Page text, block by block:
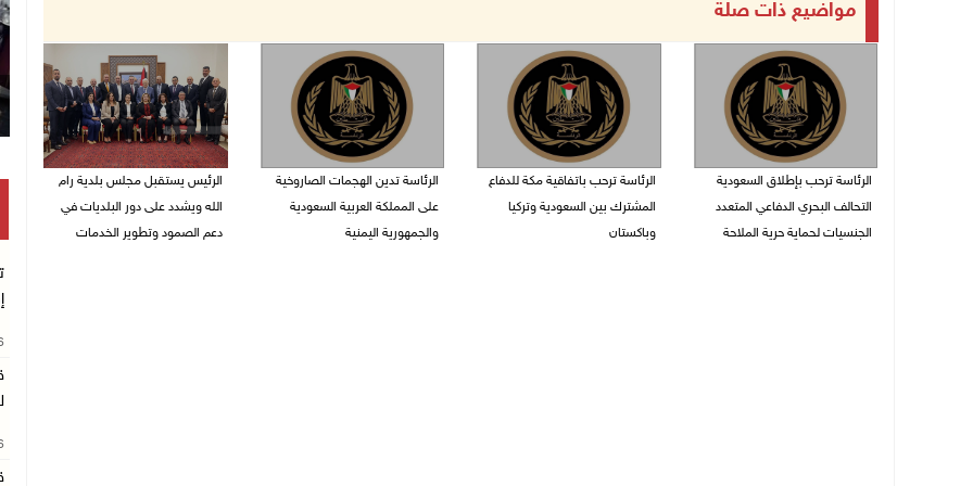
مواضيع ذات صلة
الرئاسة ترحب بإطلاق السعودية
التحالف البحري الدفاعي المتعدد
الجنسيات لحماية حرية الملاحة
الرئاسة ترحب باتفاقية مكة للدفاع
المشترك بين السعودية وتركيا
وباكستان
الرئاسة تدين الهجمات الصاروخية
على المملكة العربية السعودية
والجمهورية اليمنية
الرئيس يستقبل مجلس بلدية رام
الله ويشدد على دور البلديات في
دعم الصمود وتطوير الخدمات